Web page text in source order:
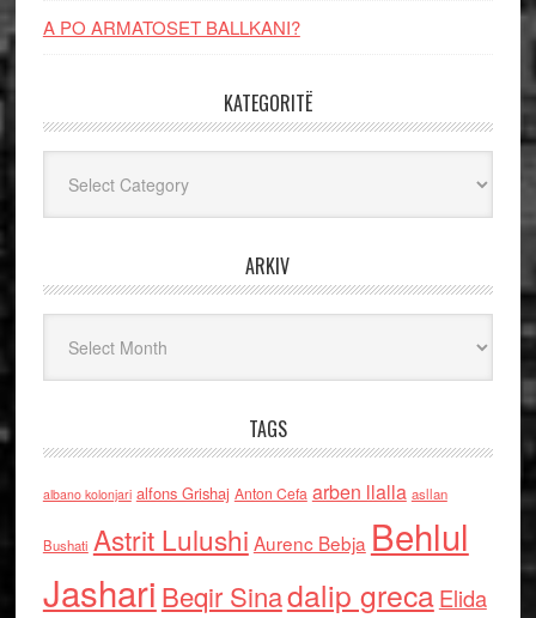
A PO ARMATOSET BALLKANI?
KATEGORITË
ARKIV
TAGS
albano kolonjari alfons Grishaj Anton Cefa arben llalla asllan
Bushati Astrit Lulushi Aurenc Bebja Behlul
Jashari Beqir Sinadalip grecaElida